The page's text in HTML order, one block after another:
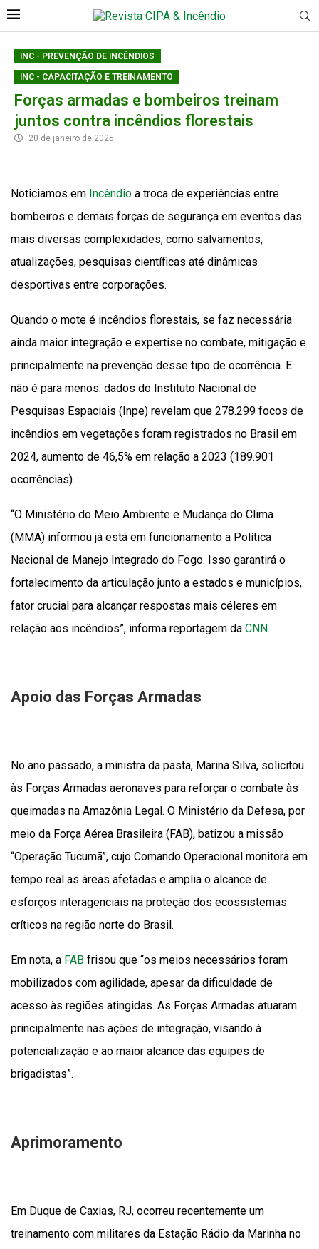
INC - PREVENÇÃO DE INCÊNDIOS
INC - CAPACITAÇÃO E TREINAMENTO
Forças armadas e bombeiros treinam
juntos contra incêndios florestais
20 de janeiro de 2025
Noticiamos em Incêndio a troca de experiências entre
bombeiros e demais forças de segurança em eventos das
mais diversas complexidades, como salvamentos,
atualizações, pesquisas científicas até dinâmicas
desportivas entre corporações.
Quando o mote é incêndios florestais, se faz necessária
ainda maior integração e expertise no combate, mitigação e
principalmente na prevenção desse tipo de ocorrência. E
não é para menos: dados do Instituto Nacional de
Pesquisas Espaciais (Inpe) revelam que 278.299 focos de
incêndios em vegetações foram registrados no Brasil em
2024, aumento de 46,5% em relação a 2023 (189.901
ocorrências).
“O Ministério do Meio Ambiente e Mudança do Clima
(MMA) informou já está em funcionamento a Política
Nacional de Manejo Integrado do Fogo. Isso garantirá o
fortalecimento da articulação junto a estados e municípios,
fator crucial para alcançar respostas mais céleres em
relação aos incêndios”, informa reportagem da CNN.
Apoio das Forças Armadas
No ano passado, a ministra da pasta, Marina Silva, solicitou
às Forças Armadas aeronaves para reforçar o combate às
queimadas na Amazônia Legal. O Ministério da Defesa, por
meio da Força Aérea Brasileira (FAB), batizou a missão
“Operação Tucumã”, cujo Comando Operacional monitora em
tempo real as áreas afetadas e amplia o alcance de
esforços interagenciais na proteção dos ecossistemas
críticos na região norte do Brasil.
Em nota, a FAB frisou que “os meios necessários foram
mobilizados com agilidade, apesar da dificuldade de
acesso às regiões atingidas. As Forças Armadas atuaram
principalmente nas ações de integração, visando à
potencialização e ao maior alcance das equipes de
brigadistas”.
Aprimoramento
Em Duque de Caxias, RJ, ocorreu recentemente um
treinamento com militares da Estação Rádio da Marinha no